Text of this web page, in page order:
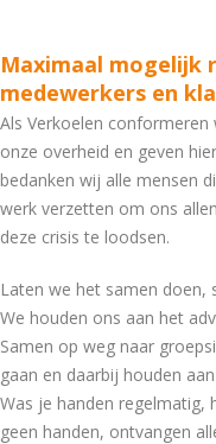
Maximaal mogelijk
medewerkers en
Als Verkoelen
onze overheid en geven
bedanken wij alle mensen
werk verzetten om ons
deze crisis te loodsen.
Laten we het samen doen,
We houden ons aan het
Samen op weg naar
gaan en daarbij houden
Was je handen regelmatig,
geen handen, ontvangen